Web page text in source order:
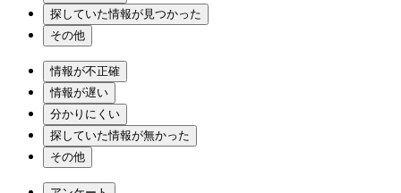
探していた情報が見つかった
その他
情報が不正確
情報が遅い
分かりにくい
探していた情報が無かった
その他